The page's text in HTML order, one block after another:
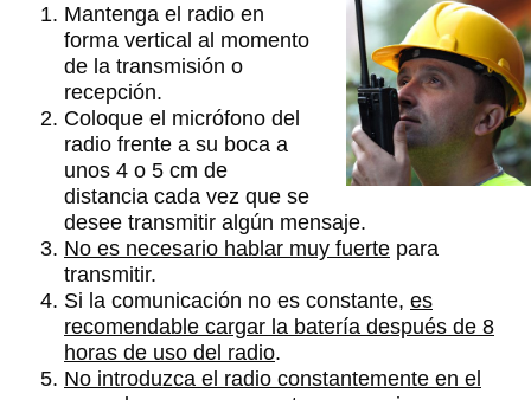
Mantenga el radio en
forma vertical al momento
de la transmisión o
recepción.
Coloque el micrófono del
radio frente a su boca a
unos 4 o 5 cm de
distancia cada vez que se
desee transmitir algún mensaje.
No es necesario hablar muy fuerte para
transmitir.
Si la comunicación no es constante, es
recomendable cargar la batería después de 8
horas de uso del radio.
No introduzca el radio constantemente en el